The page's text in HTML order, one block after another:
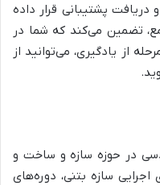
پشتیبانی قرار داده
تضمین می‌کند که شما در
از یادگیری، می‌توانید از
در حوزه سازه و ساخت و
سازه بتنی، دوره‌های